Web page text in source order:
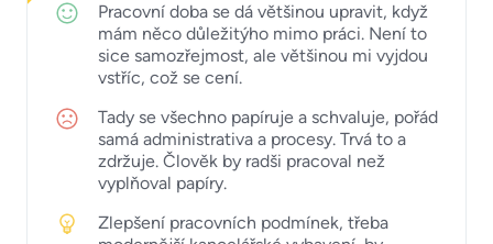
Pracovní doba se dá většinou upravit, když
mám něco důležitýho mimo práci. Není to
sice samozřejmost, ale většinou mi vyjdou
vstříc, což se cení.
Tady se všechno papíruje a schvaluje, pořád
samá administrativa a procesy. Trvá to a
zdržuje. Člověk by radši pracoval než
vyplňoval papíry.
Zlepšení pracovních podmínek, třeba